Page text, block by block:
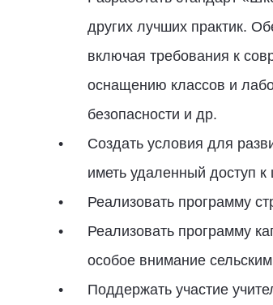
других лучших практик.
включая требования к
оснащению классов и
безопасности и др.
Создать условия для
иметь удаленный доступ
Реализовать программу
Реализовать программу
особое внимание
Поддержать участие